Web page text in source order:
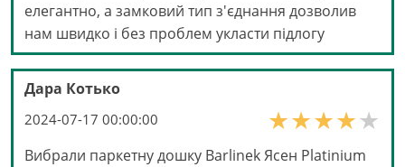
елегантно, а замковий тип з'єднання дозволив
нам швидко і без проблем укласти підлогу
Дара Котько
2024-07-17 00:00:00
Вибрали паркетну дошку Barlinek Ясен Platinium